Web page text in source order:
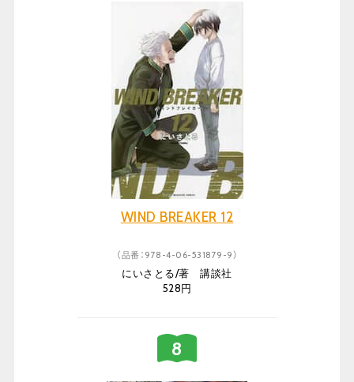
WIND BREAKER 12
（品番：978-4-06-531879-9）
にいさとる/著 講談社
528円